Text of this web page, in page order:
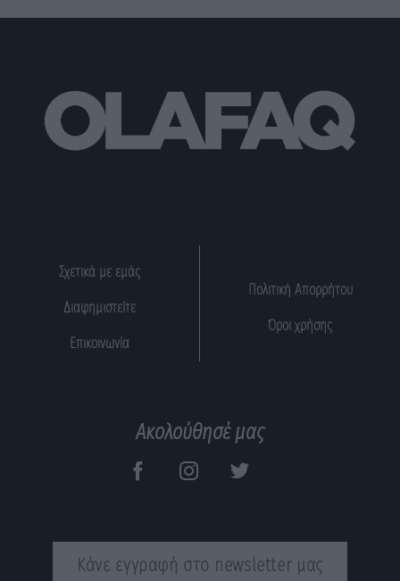
Σχετικά με εμάς
Διαφημιστείτε
Επικοινωνία
Πολιτική Απορρήτου
Όροι χρήσης
Ακολούθησέ μας
Κάνε εγγραφή στο newsletter μας